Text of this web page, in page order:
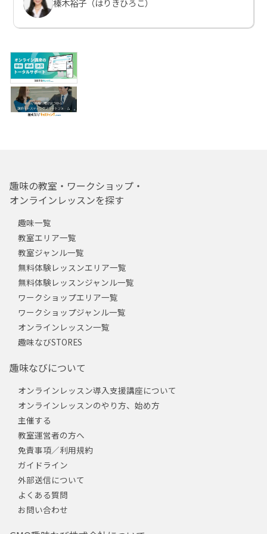
榛木裕子（はりきひろこ）
趣味の教室・ワークショップ・
オンラインレッスンを探す
趣味一覧
教室エリア一覧
教室ジャンル一覧
無料体験レッスンエリア一覧
無料体験レッスンジャンル一覧
ワークショップエリア一覧
ワークショップジャンル一覧
オンラインレッスン一覧
趣味なびSTORES
趣味なびについて
オンラインレッスン導入支援講座について
オンラインレッスンのやり方、始め方
主催する
教室運営者の方へ
免責事項／利用規約
ガイドライン
外部送信について
よくある質問
お問い合わせ